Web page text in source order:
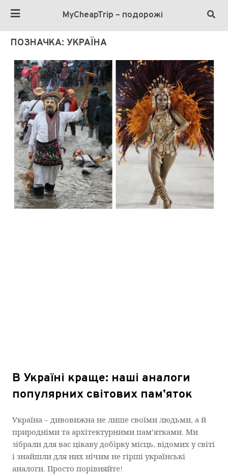
MyCheapTrip – подорожі
ПОЗНАЧКА: УКРАЇНА
В Україні краще: наші аналоги
популярних світових памʼяток
Україна – дивовижна не лише своїми людьми, а й
природніми та архітектурними памʼятками. Ми
зібрали для вас цікаву добірку місць, відомих у світі
і знайшли для них нічим не гірші українські
аналоги. Просто порівняйте!